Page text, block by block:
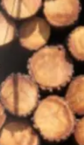
verfrissende
wijze gebruiken. Voeg
De sterke geur van